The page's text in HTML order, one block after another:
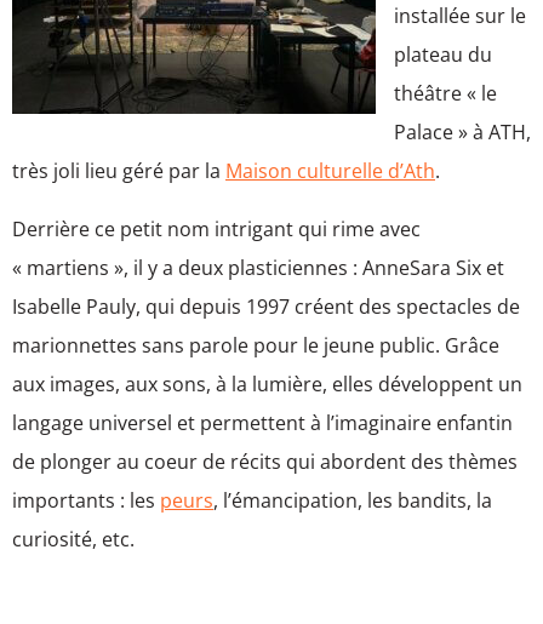
installée sur le
plateau du
théâtre « le
Palace » à ATH,
très joli lieu géré par la Maison culturelle d’Ath.
Derrière ce petit nom intrigant qui rime avec
« martiens », il y a deux plasticiennes : AnneSara Six et
Isabelle Pauly, qui depuis 1997 créent des spectacles de
marionnettes sans parole pour le jeune public. Grâce
aux images, aux sons, à la lumière, elles développent un
langage universel et permettent à l’imaginaire enfantin
de plonger au coeur de récits qui abordent des thèmes
importants : les peurs, l’émancipation, les bandits, la
curiosité, etc.